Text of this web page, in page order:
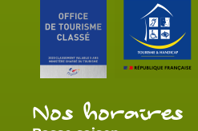
Nos horaires